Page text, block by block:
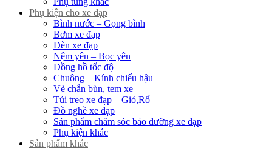
Phụ kiện cho xe đạp
Bình nước – Gọng bình
Bơm xe đạp
Đèn xe đạp
Nệm yên – Bọc yên
Đồng hồ tốc độ
Chuông – Kính chiếu hậu
Vè chắn bùn, tem xe
Túi treo xe đạp – Giỏ,Rổ
Đồ nghề xe đạp
Sản phẩm chăm sóc bảo dưỡng xe đạp
Phụ kiện khác
Sản phẩm khác